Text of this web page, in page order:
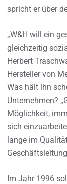
spricht er über
„W&H will ein
gleichzeitig
Herbert
Hersteller von
Was hält ihn
Unternehmen?
Möglichkeit,
sich
lange im
Im Jahr 1996